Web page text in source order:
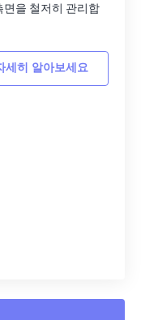
면을 철저히 관리합
세히 알아보세요